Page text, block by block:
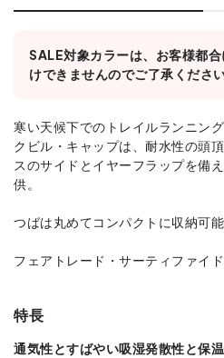
SALE対象カラーは、お客様都
けできませんのでご了承ください
寒い天候下でのトレイルランニン
クビル・キャップは、耐水性の頭
スのサイドとイヤーフラップを備
供。
つばは丸めてコンパクトに収納可能
フェアトレード・サーティファイド
特長
通気性とすばやい吸湿発散性と保